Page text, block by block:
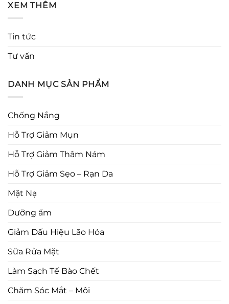
XEM THÊM
Tin tức
Tư vấn
DANH MỤC SẢN PHẨM
Chống Nắng
Hỗ Trợ Giảm Mụn
Hỗ Trợ Giảm Thâm Nám
Hỗ Trợ Giảm Sẹo – Rạn Da
Mặt Nạ
Dưỡng ẩm
Giảm Dấu Hiệu Lão Hóa
Sữa Rửa Mặt
Làm Sạch Tế Bào Chết
Chăm Sóc Mắt – Môi